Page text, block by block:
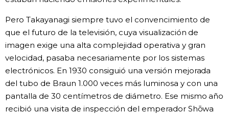
Pero Takayanagi siempre tuvo el convencimiento de
que el futuro de la televisión, cuya visualización de
imagen exige una alta complejidad operativa y gran
velocidad, pasaba necesariamente por los sistemas
electrónicos. En 1930 consiguió una versión mejorada
del tubo de Braun 1.000 veces más luminosa y con una
pantalla de 30 centímetros de diámetro. Ese mismo año
recibió una visita de inspección del emperador Shōwa